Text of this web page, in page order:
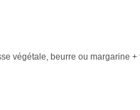
végétale, beurre ou margarine